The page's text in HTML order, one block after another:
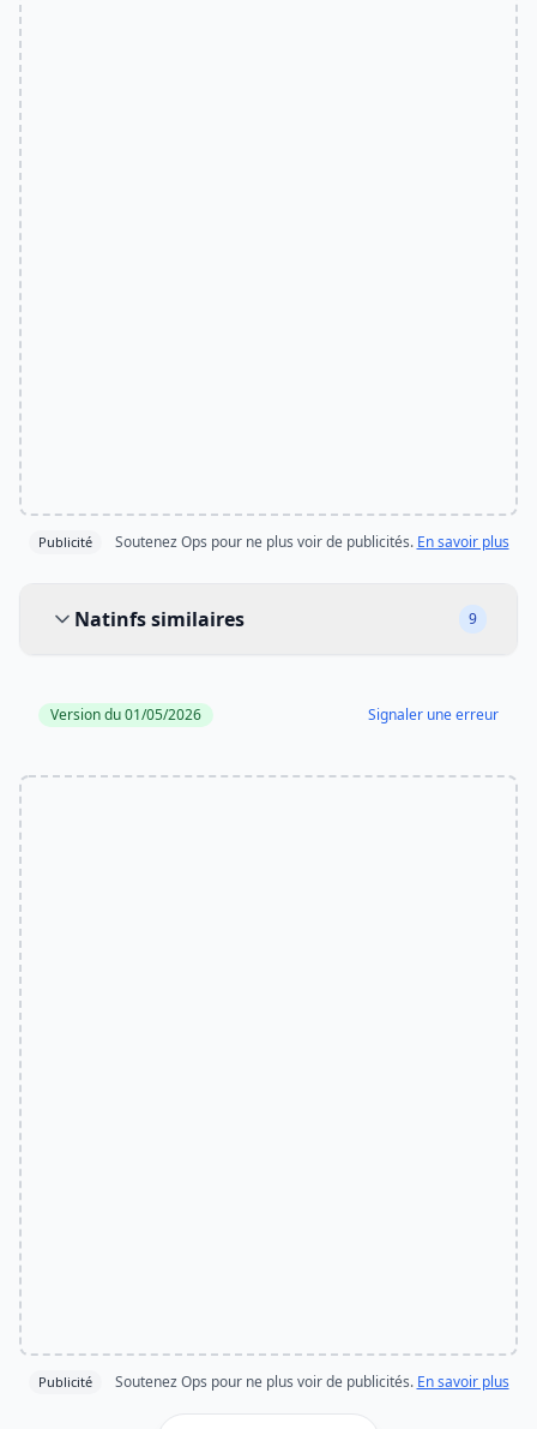
Publicité Soutenez Ops pour ne plus voir de publicités. En savoir plus
Natinfs similaires
9
Version du 01/05/2026 Signaler une erreur
Publicité Soutenez Ops pour ne plus voir de publicités. En savoir plus